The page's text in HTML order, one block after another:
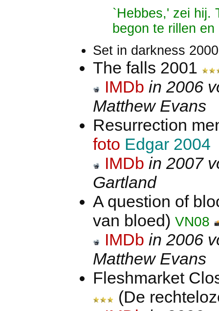
`Hebbes,' zei hij.
begon te rillen
Set in darkness
The falls 2001
IMDb in 2006
Matthew Evans
Resurrection
foto Edgar 2004
IMDb in 2007
Gartland
A question of
van bloed) VN08
IMDb in 2006
Matthew Evans
Fleshmarket
(De